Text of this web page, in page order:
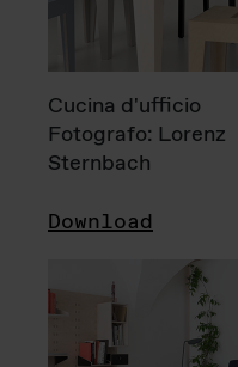
Cucina d'ufficio
Fotografo: Lorenz
Sternbach
Download